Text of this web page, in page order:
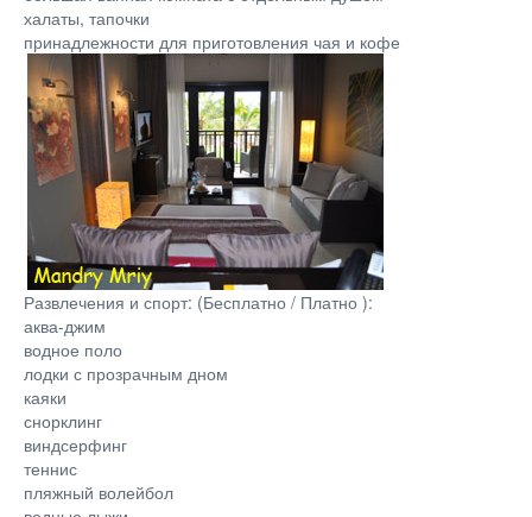
халаты, тапочки
принадлежности для приготовления чая и кофе
Развлечения и спорт: (Бесплатно / Платно ):
аква-джим
водное поло
лодки с прозрачным дном
каяки
снорклинг
виндсерфинг
теннис
пляжный волейбол